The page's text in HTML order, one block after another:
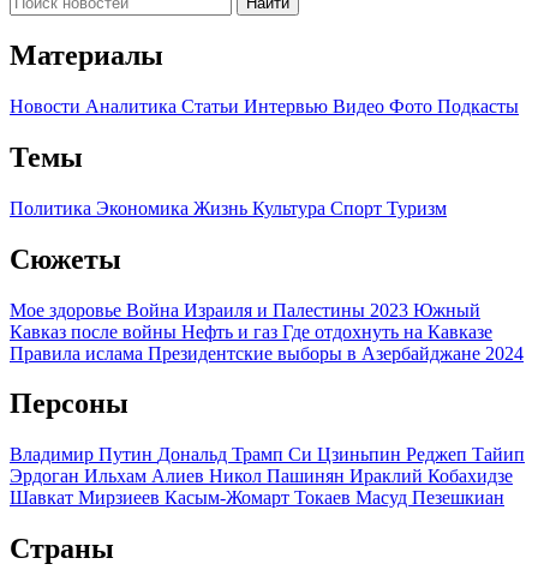
Материалы
Новости Аналитика Статьи Интервью Видео Фото Подкасты
Темы
Политика Экономика Жизнь Культура Спорт Туризм
Сюжеты
Мое здоровье Война Израиля и Палестины 2023 Южный
Кавказ после войны Нефть и газ Где отдохнуть на Кавказе
Правила ислама Президентские выборы в Азербайджане 2024
Персоны
Владимир Путин Дональд Трамп Си Цзиньпин Реджеп Тайип
Эрдоган Ильхам Алиев Никол Пашинян Ираклий Кобахидзе
Шавкат Мирзиеев Касым-Жомарт Токаев Масуд Пезешкиан
Страны